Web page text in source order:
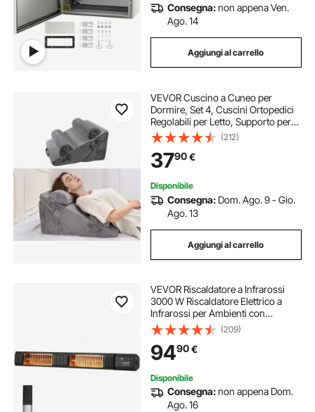
Consegna:non appena Ven.
Ago. 14
Aggiungi al carrello
VEVOR Cuscino a Cuneo per
Dormire, Set 4, Cuscini Ortopedici
Regolabili per Letto, Supporto per
Braccio, Gamba, Collo e Spalla, per
Mal di Schiena, Reflusso Acido,
Sollievo dal Russare, Grigio Scuro
(212)
3790€
Disponibile
Consegna: Dom. Ago. 9 - Gio.
Ago. 13
Aggiungi al carrello
VEVOR Riscaldatore a Infrarossi
3000 W Riscaldatore Elettrico a
Infrarossi per Ambienti con
Telecomando, Protezione IP65 con
9 Velocità e Temporizzatore, per
Portico, Cortile, Montaggio a Parete
(209)
9490€
Disponibile
Consegna:non appena Dom.
Ago. 16